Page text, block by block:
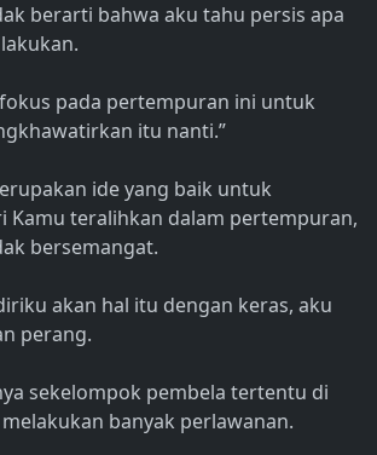
berarti bahwa aku tahu persis apa
pada pertempuran ini untuk
itu nanti.”
ide yang baik untuk
Kamu teralihkan dalam pertempuran,
bersemangat.
akan hal itu dengan keras, aku
perang.
sekelompok pembela tertentu di
banyak perlawanan.